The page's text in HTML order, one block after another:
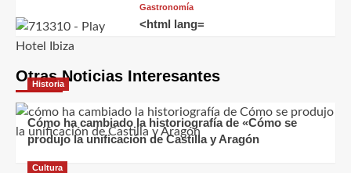
Gastronomía
<html lang=
Otras Noticias Interesantes
Historia
Cómo ha cambiado la historiografía de «Cómo se
produjo la unificación de Castilla y Aragón
Cultura